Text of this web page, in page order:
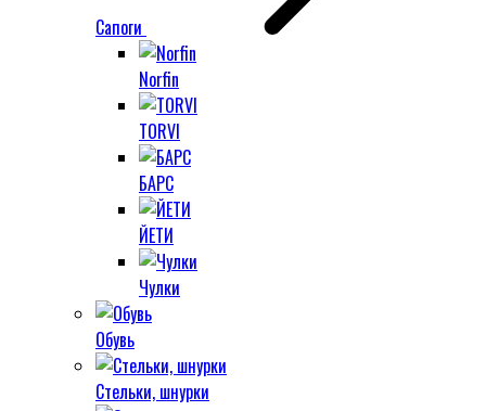
Сапоги
Norfin
TORVI
БАРС
ЙЕТИ
Чулки
Обувь
Стельки, шнурки